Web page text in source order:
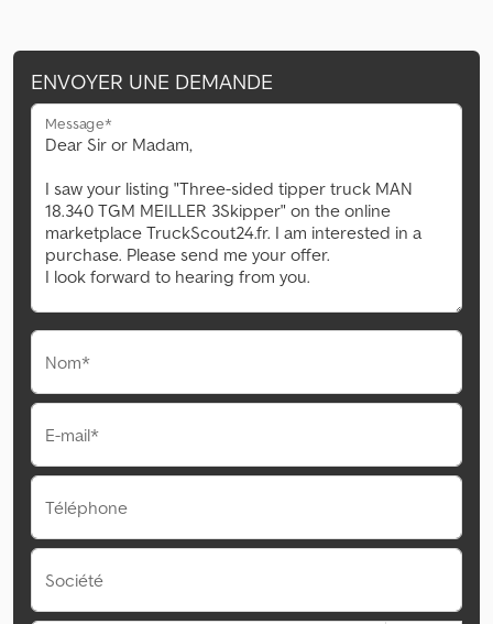
ENVOYER UNE DEMANDE
Message*
Nom*
E-mail*
Téléphone
Société